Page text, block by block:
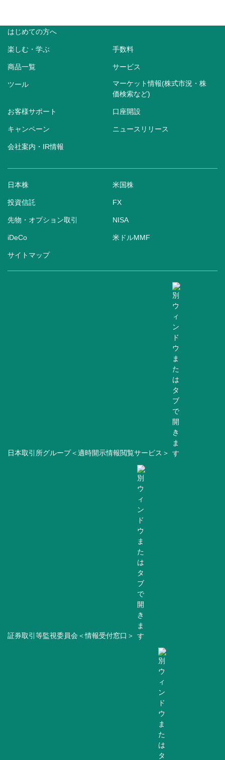
はじめての方へ
楽しむ・学ぶ 手数料
商品一覧 サービス
ツール
マーケット情報(株式市況・株
価検索など)
お客様サポート 口座開設
キャンペーン ニュースリリース
会社案内・IR情報
日本株 米国株
投資信託 FX
先物・オプション取引 NISA
iDeCo 米ドルMMF
サイトマップ
日本取引所グループ＜適時開示情報閲覧サービス＞
証券取引等監視委員会＜情報受付窓口＞